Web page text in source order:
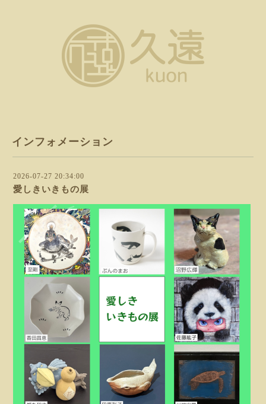
インフォメーション
2026-07-27 20:34:00
愛しきいきもの展